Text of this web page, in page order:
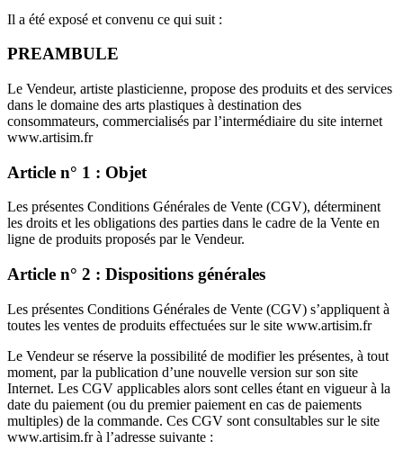
Il a été exposé et convenu ce qui suit :
PREAMBULE
Le Vendeur, artiste plasticienne, propose des produits et des services
dans le domaine des arts plastiques à destination des
consommateurs, commercialisés par l’intermédiaire du site internet
www.artisim.fr
Article n° 1 : Objet
Les présentes Conditions Générales de Vente (CGV), déterminent
les droits et les obligations des parties dans le cadre de la Vente en
ligne de produits proposés par le Vendeur.
Article n° 2 : Dispositions générales
Les présentes Conditions Générales de Vente (CGV) s’appliquent à
toutes les ventes de produits effectuées sur le site www.artisim.fr
Le Vendeur se réserve la possibilité de modifier les présentes, à tout
moment, par la publication d’une nouvelle version sur son site
Internet. Les CGV applicables alors sont celles étant en vigueur à la
date du paiement (ou du premier paiement en cas de paiements
multiples) de la commande. Ces CGV sont consultables sur le site
www.artisim.fr à l’adresse suivante :